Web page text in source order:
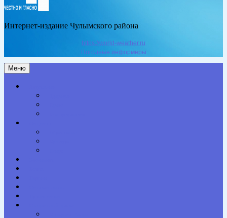
Интернет-издание Чулымского района
https://world-weather.ru
Погодные информеры
Меню